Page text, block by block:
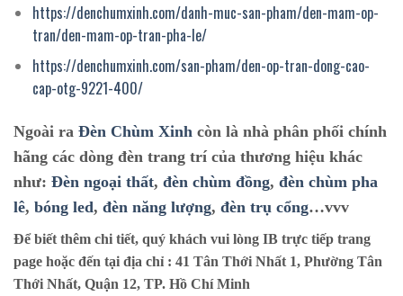
https://denchumxinh.com/danh-muc-san-pham/den-mam-op-
tran/den-mam-op-tran-pha-le/
https://denchumxinh.com/san-pham/den-op-tran-dong-cao-
cap-otg-9221-400/
Ngoài ra Đèn Chùm Xinh còn là nhà phân phối chính
hãng các dòng đèn trang trí của thương hiệu khác
như: Đèn ngoại thất, đèn chùm đồng, đèn chùm pha
lê, bóng led, đèn năng lượng, đèn trụ cổng…vvv
Để biết thêm chi tiết, quý khách vui lòng IB trực tiếp trang
page hoặc đến tại địa chỉ : 41 Tân Thới Nhất 1, Phường Tân
Thới Nhất, Quận 12, TP. Hồ Chí Minh